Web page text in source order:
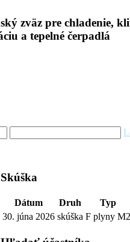
Skúška
Dátum Druh
Typ
30. júna 2026 skúška F plyny